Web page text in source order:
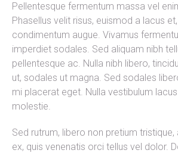
Pellentesque fermentum massa vel
Phasellus velit risus, euismod a lacus
condimentum augue. Vivamus
imperdiet sodales. Sed aliquam nibh
pellentesque ac. Nulla nibh libero,
ut, sodales ut magna. Sed sodales
mi placerat eget. Nulla vestibulum
molestie.
Sed rutrum, libero non pretium
ex, quis venenatis orci tellus vel dolor.